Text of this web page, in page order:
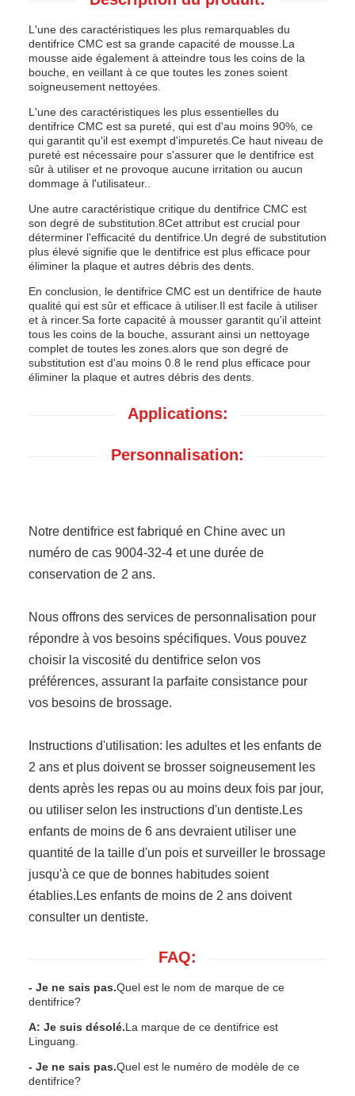
L'une des caractéristiques les plus remarquables du
dentifrice CMC est sa grande capacité de mousse.La
mousse aide également à atteindre tous les coins de la
bouche, en veillant à ce que toutes les zones soient
soigneusement nettoyées.
L'une des caractéristiques les plus essentielles du
dentifrice CMC est sa pureté, qui est d'au moins 90%, ce
qui garantit qu'il est exempt d'impuretés.Ce haut niveau de
pureté est nécessaire pour s'assurer que le dentifrice est
sûr à utiliser et ne provoque aucune irritation ou aucun
dommage à l'utilisateur..
Une autre caractéristique critique du dentifrice CMC est
son degré de substitution.8Cet attribut est crucial pour
déterminer l'efficacité du dentifrice.Un degré de substitution
plus élevé signifie que le dentifrice est plus efficace pour
éliminer la plaque et autres débris des dents.
En conclusion, le dentifrice CMC est un dentifrice de haute
qualité qui est sûr et efficace à utiliser.Il est facile à utiliser
et à rincer.Sa forte capacité à mousser garantit qu'il atteint
tous les coins de la bouche, assurant ainsi un nettoyage
complet de toutes les zones.alors que son degré de
substitution est d'au moins 0.8 le rend plus efficace pour
éliminer la plaque et autres débris des dents.
Applications:
Personnalisation:
Notre dentifrice est fabriqué en Chine avec un
numéro de cas 9004-32-4 et une durée de
conservation de 2 ans.
Nous offrons des services de personnalisation pour
répondre à vos besoins spécifiques. Vous pouvez
choisir la viscosité du dentifrice selon vos
préférences, assurant la parfaite consistance pour
vos besoins de brossage.
Instructions d'utilisation: les adultes et les enfants de
2 ans et plus doivent se brosser soigneusement les
dents après les repas ou au moins deux fois par jour,
ou utiliser selon les instructions d'un dentiste.Les
enfants de moins de 6 ans devraient utiliser une
quantité de la taille d'un pois et surveiller le brossage
jusqu'à ce que de bonnes habitudes soient
établies.Les enfants de moins de 2 ans doivent
consulter un dentiste.
FAQ:
- Je ne sais pas.Quel est le nom de marque de ce
dentifrice?
A: Je suis désolé.La marque de ce dentifrice est
Linguang.
- Je ne sais pas.Quel est le numéro de modèle de ce
dentifrice?